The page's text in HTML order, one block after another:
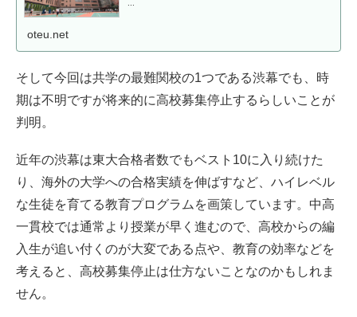
oteu.net
そして今回は共学の最難関校の1つである渋幕でも、時
期は不明ですが将来的に高校募集停止するらしいことが
判明。
近年の渋幕は東大合格者数でもベスト10に入り続けた
り、海外の大学への合格実績を伸ばすなど、ハイレベル
な生徒を育てる教育プログラムを画策しています。中高
一貫校では通常より授業が早く進むので、高校からの編
入生が追い付くのが大変である点や、教育の効率などを
考えると、高校募集停止は仕方ないことなのかもしれま
せん。